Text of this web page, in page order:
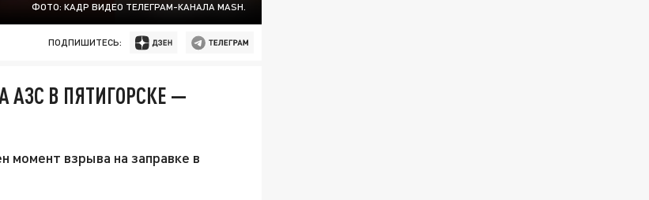
ФОТО: КАДР ВИДЕО ТЕЛЕГРАМ-КАНАЛА MASH.
ПОДПИШИТЕСЬ:
В ПЯТИГОРСКЕ —
момент взрыва на заправке в